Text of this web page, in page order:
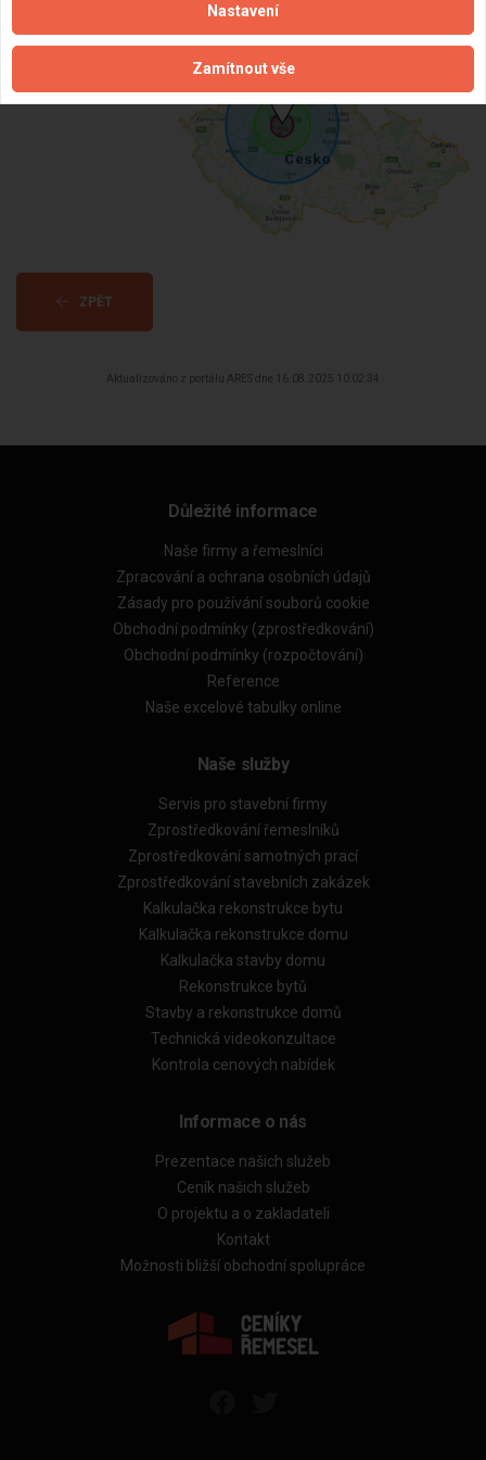
16.8.2025
Dostupnost:
ZPĚT
Aktualizováno z portálu ARES dne 16.08.2025 10:02:34
Důležité informace
Naše firmy a řemeslníci
Zpracování a ochrana osobních údajů
Zásady pro používání souborů cookie
Obchodní podmínky (zprostředkování)
Obchodní podmínky (rozpočtování)
Reference
Naše excelové tabulky online
Naše služby
Servis pro stavební firmy
Zprostředkování řemeslníků
Zprostředkování samotných prací
Zprostředkování stavebních zakázek
Kalkulačka rekonstrukce bytu
Kalkulačka rekonstrukce domu
Kalkulačka stavby domu
Rekonstrukce bytů
Stavby a rekonstrukce domů
Technická videokonzultace
Kontrola cenových nabídek
Informace o nás
Prezentace našich služeb
Ceník našich služeb
O projektu a o zakladateli
Kontakt
Možnosti bližší obchodní spolupráce
Nastavení
Zamítnout vše